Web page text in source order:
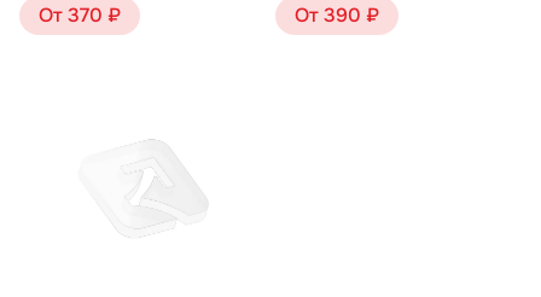
От 370 ₽ От 390 ₽